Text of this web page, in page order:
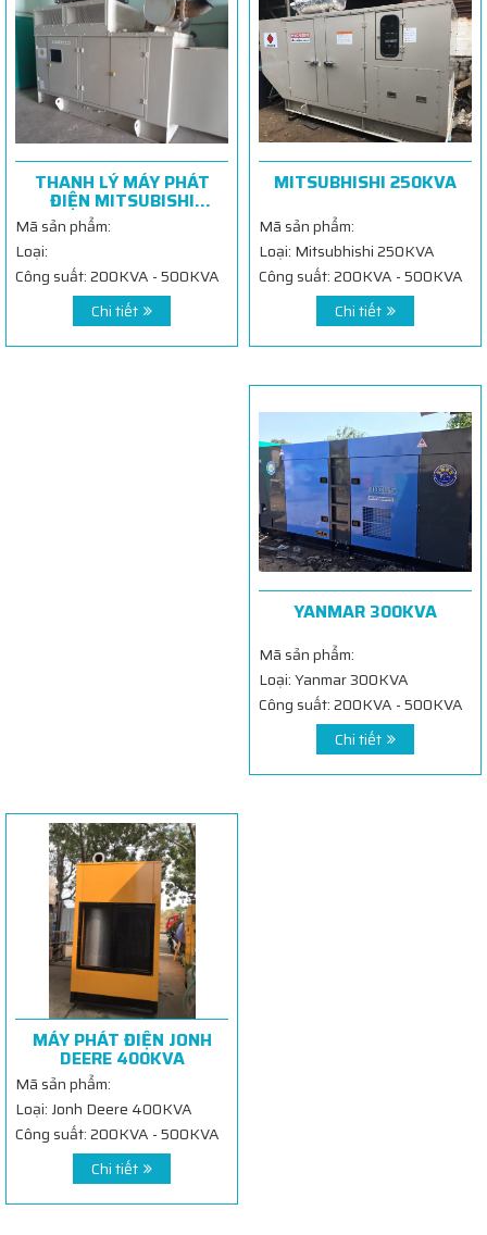
THANH LÝ MÁY PHÁT
ĐIỆN MITSUBISHI
300KVA
Mã sản phẩm:
Loại:
Công suất: 200KVA - 500KVA
Chi tiết
MITSUBHISHI 250KVA
Mã sản phẩm:
Loại: Mitsubhishi 250KVA
Công suất: 200KVA - 500KVA
Chi tiết
YANMAR 300KVA
Mã sản phẩm:
Loại: Yanmar 300KVA
Công suất: 200KVA - 500KVA
Chi tiết
MÁY PHÁT ĐIỆN JONH
DEERE 400KVA
Mã sản phẩm:
Loại: Jonh Deere 400KVA
Công suất: 200KVA - 500KVA
Chi tiết